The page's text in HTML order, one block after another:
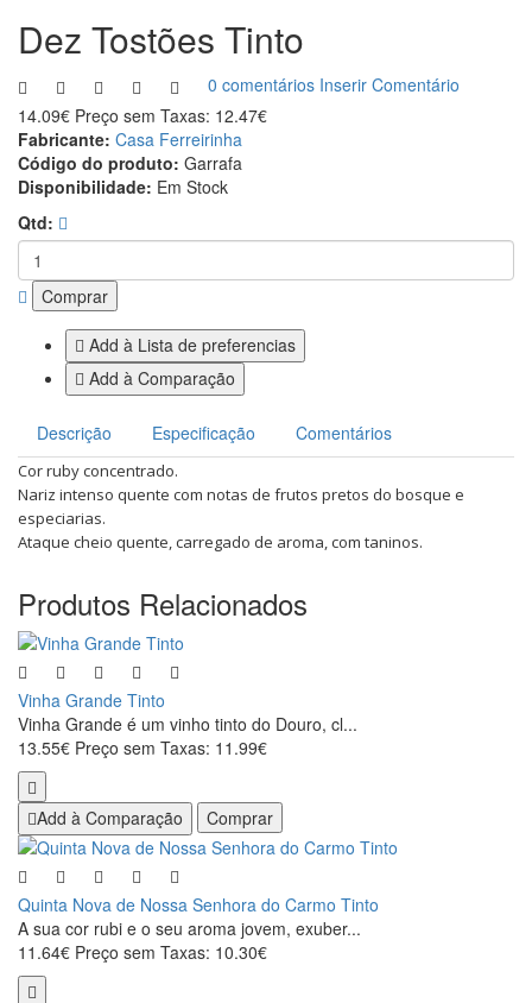
Dez Tostões Tinto
0 comentários Inserir Comentário
14.09€ Preço sem Taxas: 12.47€
Fabricante: Casa Ferreirinha
Código do produto: Garrafa
Disponibilidade: Em Stock
Qtd:
Comprar
Add à Lista de preferencias
Add à Comparação
Descrição Especificação Comentários
Cor ruby concentrado.
Nariz intenso quente com notas de frutos pretos do bosque e
especiarias.
Ataque cheio quente, carregado de aroma, com taninos.
Produtos Relacionados
Vinha Grande Tinto
Vinha Grande é um vinho tinto do Douro, cl...
13.55€ Preço sem Taxas: 11.99€
Add à Comparação Comprar
Quinta Nova de Nossa Senhora do Carmo Tinto
A sua cor rubi e o seu aroma jovem, exuber...
11.64€ Preço sem Taxas: 10.30€